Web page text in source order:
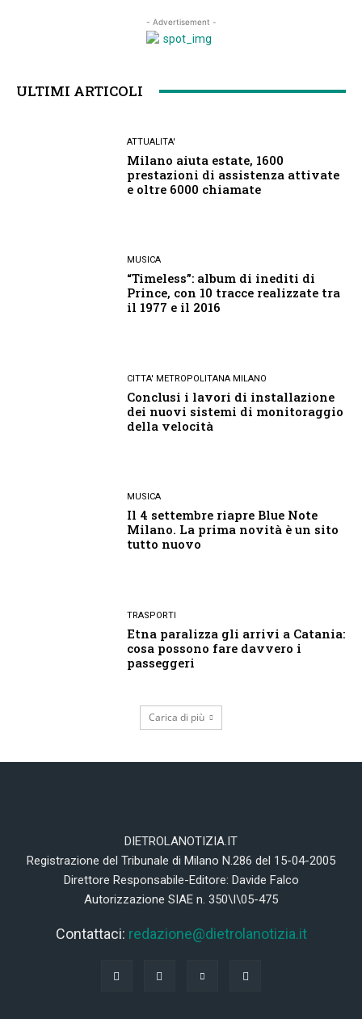
- Advertisement -
ULTIMI ARTICOLI
ATTUALITA'
Milano aiuta estate, 1600
prestazioni di assistenza attivate
e oltre 6000 chiamate
MUSICA
“Timeless”: album di inediti di
Prince, con 10 tracce realizzate tra
il 1977 e il 2016
CITTA' METROPOLITANA MILANO
Conclusi i lavori di installazione
dei nuovi sistemi di monitoraggio
della velocità
MUSICA
Il 4 settembre riapre Blue Note
Milano. La prima novità è un sito
tutto nuovo
TRASPORTI
Etna paralizza gli arrivi a Catania:
cosa possono fare davvero i
passeggeri
Carica di più
DIETROLANOTIZIA.IT
Registrazione del Tribunale di Milano N.286 del 15-04-2005
Direttore Responsabile-Editore: Davide Falco
Autorizzazione SIAE n. 350\I\05-475
Contattaci: redazione@dietrolanotizia.it